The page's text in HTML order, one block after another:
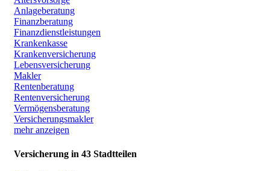
Anlageberatung
Finanzberatung
Finanzdienstleistungen
Krankenkasse
Krankenversicherung
Lebensversicherung
Makler
Rentenberatung
Rentenversicherung
Vermögensberatung
Versicherungsmakler
mehr anzeigen
Versicherung in 43 Stadtteilen